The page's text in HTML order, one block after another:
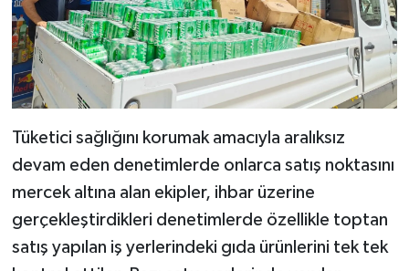
Tüketici sağlığını korumak amacıyla aralıksız
devam eden denetimlerde onlarca satış noktasını
mercek altına alan ekipler, ihbar üzerine
gerçekleştirdikleri denetimlerde özellikle toptan
satış yapılan iş yerlerindeki gıda ürünlerini tek tek